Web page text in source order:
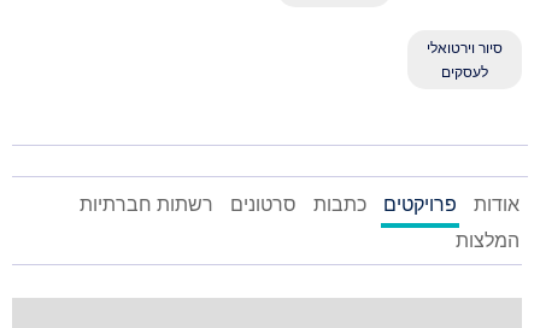
סיור וירטואלי
לעסקים
אודות פרויקטים כתבות סרטונים
רשתות חברתיות
המלצות